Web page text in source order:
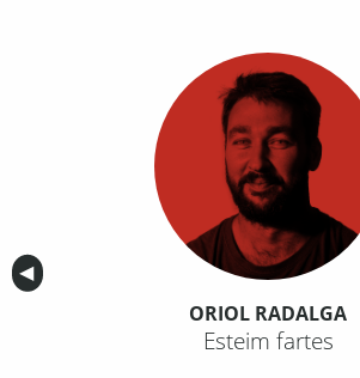
Anterior
◀︎
ORIOL RADALGA
Esteim fartes